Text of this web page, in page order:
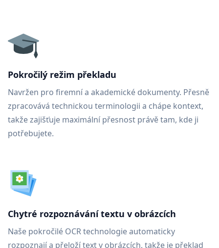
Pokročilý režim překladu
Navržen pro firemní a akademické dokumenty. Přesně
zpracovává technickou terminologii a chápe kontext,
takže zajišťuje maximální přesnost právě tam, kde ji
potřebujete.
Chytré rozpoznávání textu v obrázcích
Naše pokročilé OCR technologie automaticky
rozpoznají a přeloží text v obrázcích, takže je překlad